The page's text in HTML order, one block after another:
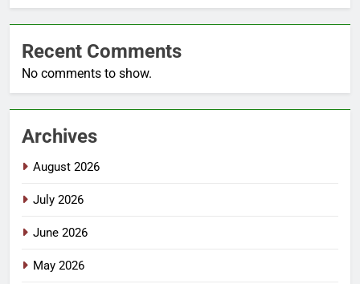
Recent Comments
No comments to show.
Archives
August 2026
July 2026
June 2026
May 2026